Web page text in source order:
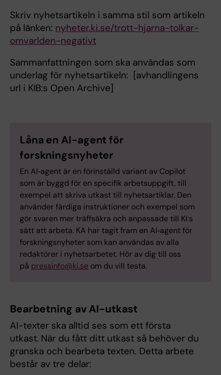
Skriv nyhetsartikeln i samma stil som artikeln
på länken: nyheter.ki.se/trott-hjarna-tolkar-
omvarlden-negativt
Sammanfattningen som ska användas som
underlag för nyhetsartikeln: [avhandlingens
url i KIB:s Open Archive]
Låna en AI-agent för
forskningsnyheter
En AI‑agent är en förinställd variant av Copilot
som är byggd för en specifik arbetsuppgift, till
exempel att skriva utkast till nyhetsartiklar. Den
använder färdiga instruktioner och exempel som
gör svaren mer träffsäkra och anpassade till KI:s
sätt att arbeta. KA har tagit fram en AI‑agent för
forskningsnyheter som kan användas av alla
redaktörer i nyhetsarbetet. Hör av dig till oss
på pressinfo@ki.se om du vill testa.
Bearbetning av AI-utkast
AI-texter ska alltid ses som ett första
utkast. När du fått ditt utkast så behöver du
granska och bearbeta texten. Detta arbete
består av tre delar: